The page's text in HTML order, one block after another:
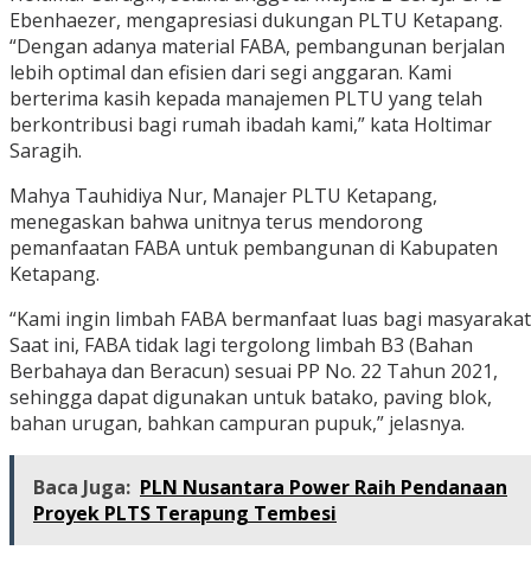
Ebenhaezer, mengapresiasi dukungan PLTU Ketapang.
“Dengan adanya material FABA, pembangunan berjalan
lebih optimal dan efisien dari segi anggaran. Kami
berterima kasih kepada manajemen PLTU yang telah
berkontribusi bagi rumah ibadah kami,” kata Holtimar
Saragih.
Mahya Tauhidiya Nur, Manajer PLTU Ketapang,
menegaskan bahwa unitnya terus mendorong
pemanfaatan FABA untuk pembangunan di Kabupaten
Ketapang.
“Kami ingin limbah FABA bermanfaat luas bagi
Saat ini, FABA tidak lagi tergolong limbah B3 (Bahan
Berbahaya dan Beracun) sesuai PP No. 22 Tahun 2021,
sehingga dapat digunakan untuk batako, paving blok,
bahan urugan, bahkan campuran pupuk,” jelasnya.
Baca Juga: PLN Nusantara Power Raih Pendanaan
Proyek PLTS Terapung Tembesi